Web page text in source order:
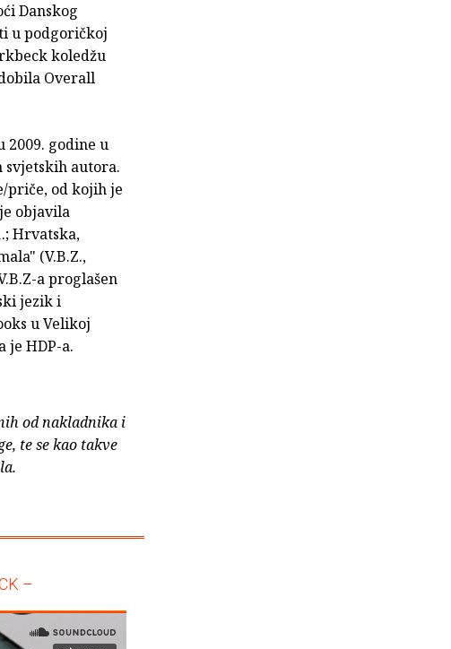
Danskog
u podgoričkoj
koledžu
Overall
2009. godine u
autora.
priče, od kojih je
objavila
Hrvatska,
(V.B.Z.,
a proglašen
jezik i
u Velikoj
je HDP-a.
od nakladnika i
te se kao takve
–